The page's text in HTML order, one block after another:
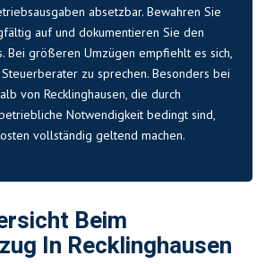
absetzbar. Bewahren Sie
auf und dokumentieren Sie den
Bei größeren Umzügen empfiehlt es sich,
zu sprechen. Besonders bei
von Recklinghausen, die durch
Notwendigkeit bedingt sind,
vollständig geltend machen.
Beim
In Recklinghausen